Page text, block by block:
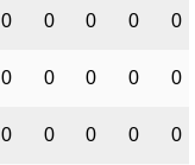
0 0 0 0 0
0 0 0 0 0
0 0 0 0 0